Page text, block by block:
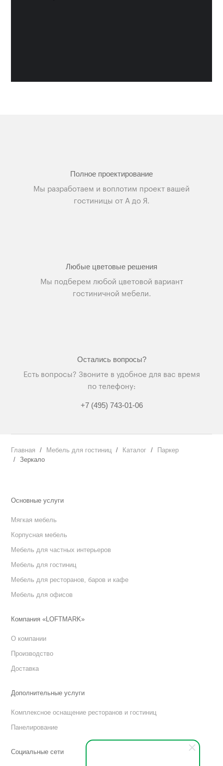
Полное проектирование
Мы разработаем и воплотим проект вашей
гостиницы от А до Я.
Любые цветовые решения
Мы подберем любой цветовой вариант
гостиничной мебели.
Остались вопросы?
Есть вопросы? Звоните в удобное для вас время
по телефону:
+7 (495) 743-01-06
Главная Мебель для гостиниц Каталог
Паркер
Зеркало
Основные услуги
Мягкая мебель
Корпусная мебель
Мебель для частных интерьеров
Мебель для гостиниц
Мебель для ресторанов, баров и кафе
Мебель для офисов
Компания «LOFTMARK»
О компании
Производство
Доставка
Дополнительные услуги
Комплексное оснащение ресторанов и гостиниц
Панелирование
Социальные сети